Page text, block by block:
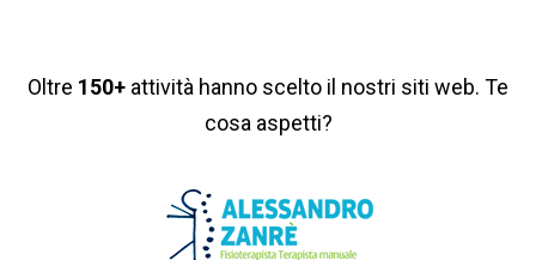
Oltre 150+ attività hanno scelto il nostri siti web. Te
cosa aspetti?